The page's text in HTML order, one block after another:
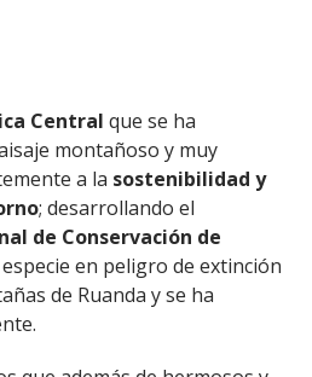
Central que se ha
montañoso y muy
a la sostenibilidad y
; desarrollando el
de Conservación de
en peligro de extinción
de Ruanda y se ha